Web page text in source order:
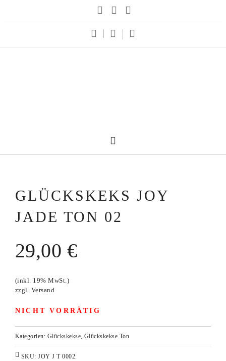
GLÜCKSKEKS JOY
JADE TON 02
29,00 €
(inkl. 19% MwSt.)
zzgl. Versand
NICHT VORRÄTIG
Kategorien: Glückskekse,Glückskekse Ton
SKU:JOY J T 0002.